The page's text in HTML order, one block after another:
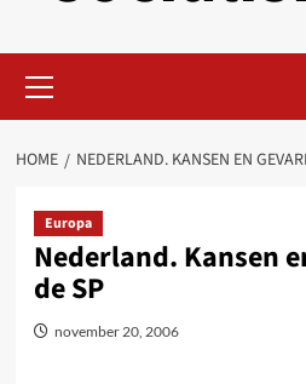
Menu
HOME NEDERLAND. KANSEN EN
Europa
Nederland. Kansen
de SP
november 20, 2006